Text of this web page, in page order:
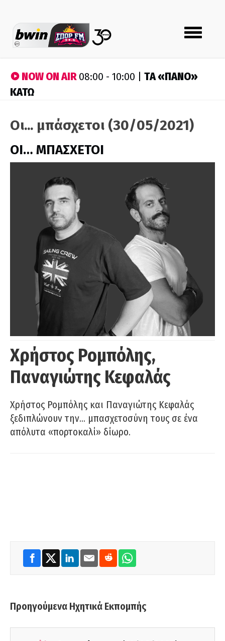
Toggle
navigation
NOW ON AIR08:00 - 10:00 | ΤA «ΠΑΝΟ»
ΚΑΤΩ
Οι... μπάσχετοι (30/05/2021)
ΟΙ… ΜΠΑΣΧΕΤΟΙ
Χρήστος Ρομπόλης,
Παναγιώτης Κεφαλάς
Χρήστος Ρομπόλης και Παναγιώτης Κεφαλάς
ξεδιπλώνουν την… μπασχετοσύνη τους σε ένα
απόλυτα «πορτοκαλί» δίωρο.
Προηγούμενα Ηχητικά Εκπομπής